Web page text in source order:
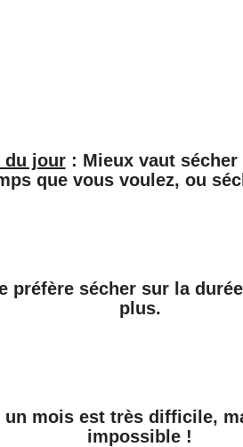
du jour: Mieux vaut sécher
que vous voulez, ou
préfère sécher sur la
plus.
un mois est très difficile,
impossible !